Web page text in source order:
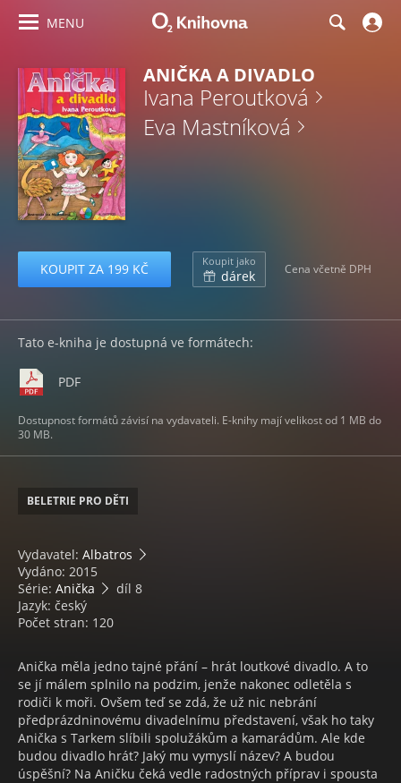
MENU
ANIČKA A DIVADLO
Ivana Peroutková
Eva Mastníková
KOUPIT ZA 199 KČ Koupit jako
dárek Cena včetně DPH
Tato e-kniha je dostupná ve formátech:
PDF
Dostupnost formátů závisí na vydavateli. E-knihy mají velikost od 1 MB do
30 MB.
BELETRIE PRO DĚTI
Vydavatel: Albatros
Vydáno: 2015
Série: Anička
díl 8
Jazyk: český
Počet stran: 120
Anička měla jedno tajné přání – hrát loutkové divadlo. A to
se jí málem splnilo na podzim, jenže nakonec odletěla s
rodiči k moři. Ovšem teď se zdá, že už nic nebrání
předprázdninovému divadelnímu představení, však ho taky
Anička s Tarkem slíbili spolužákům a kamarádům. Ale kde
budou divadlo hrát? Jaký mu vymyslí název? A budou
úspěšní? Na Aničku čeká vedle radostných příprav i spousta